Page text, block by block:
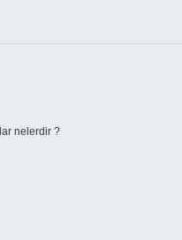
nelerdir ?